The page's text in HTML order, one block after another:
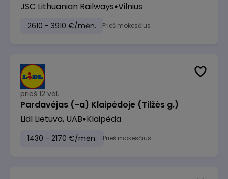
JSC Lithuanian Railways Vilnius
2610 - 3910 €/mėn. Prieš mokesčius
prieš 12 val.
Pardavėjas (-a) Klaipėdoje (Tilžės g.)
Lidl Lietuva, UAB Klaipėda
1430 - 2170 €/mėn. Prieš mokesčius